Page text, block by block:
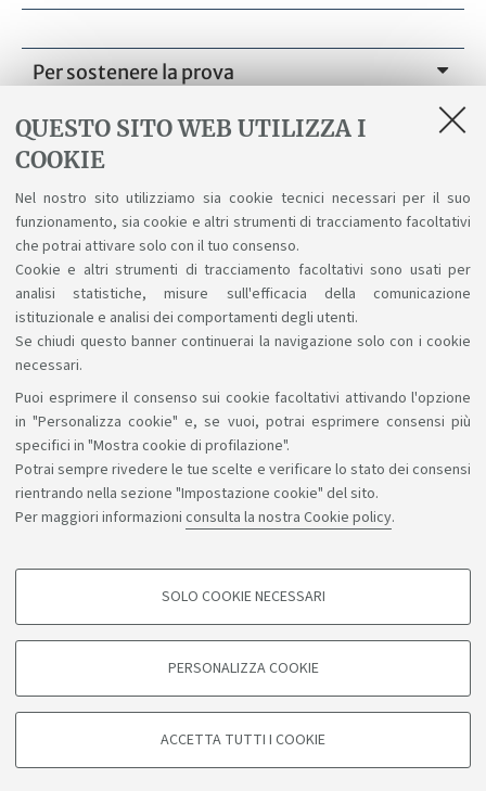
QUESTO SITO WEB UTILIZZA I
COOKIE
Nel nostro sito utilizziamo sia cookie tecnici necessari per il suo
funzionamento, sia cookie e altri strumenti di tracciamento facoltativi
che potrai attivare solo con il tuo consenso.
Cookie e altri strumenti di tracciamento facoltativi sono usati per
analisi statistiche, misure sull'efficacia della comunicazione
istituzionale e analisi dei comportamenti degli utenti.
Se chiudi questo banner continuerai la navigazione solo con i cookie
necessari.
Puoi esprimere il consenso sui cookie facoltativi attivando l'opzione
in "Personalizza cookie" e, se vuoi, potrai esprimere consensi più
specifici in "Mostra cookie di profilazione".
Potrai sempre rivedere le tue scelte e verificare lo stato dei consensi
rientrando nella sezione "Impostazione cookie" del sito.
Per maggiori informazioni consulta la nostra Cookie policy.
COOKIE DI PROFILAZIONE - FACOLTATIVI
degli utenti, creare profili in base al loro comportamento sul sito, per analisi
di marketing.
Google/Youtube Video
SOLO COOKIE NECESSARI
PERSONALIZZA COOKIE
ACCETTA TUTTI I COOKIE
Per sostenere la prova
FAQ OOPT
[ .pdf 323Kb ]
Sosteniamo il diritto alla conoscenza
Seguici su:
Bologna - Via Zamboni, 33 - 40126 Bologna - PI: 01131710376 -
CF: 80007010376
Note legali Informazioni sul sito e accessibilità
Impostazioni cookie